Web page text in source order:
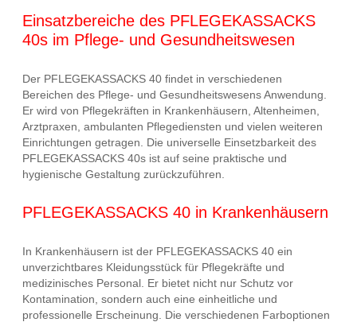
Einsatzbereiche des PFLEGEKASSACKS
40s im Pflege- und Gesundheitswesen
Der PFLEGEKASSACKS 40 findet in verschiedenen
Bereichen des Pflege- und Gesundheitswesens Anwendung.
Er wird von Pflegekräften in Krankenhäusern, Altenheimen,
Arztpraxen, ambulanten Pflegediensten und vielen weiteren
Einrichtungen getragen. Die universelle Einsetzbarkeit des
PFLEGEKASSACKS 40s ist auf seine praktische und
hygienische Gestaltung zurückzuführen.
PFLEGEKASSACKS 40 in Krankenhäusern
In Krankenhäusern ist der PFLEGEKASSACKS 40 ein
unverzichtbares Kleidungsstück für Pflegekräfte und
medizinisches Personal. Er bietet nicht nur Schutz vor
Kontamination, sondern auch eine einheitliche und
professionelle Erscheinung. Die verschiedenen Farboptionen